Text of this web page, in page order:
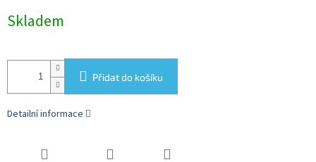
cena:
Skladem
Přidat do košíku
Detailní informace